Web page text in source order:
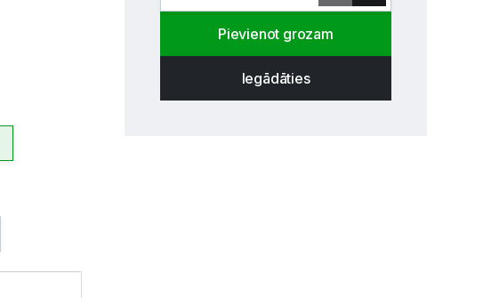
Pievienot grozam
Iegādāties